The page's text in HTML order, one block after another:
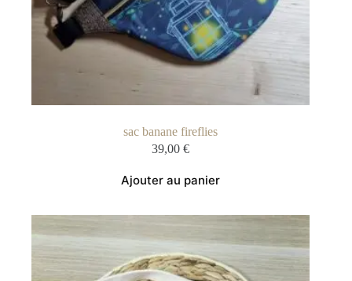
sac banane fireflies
39,00€
Ajouter au panier